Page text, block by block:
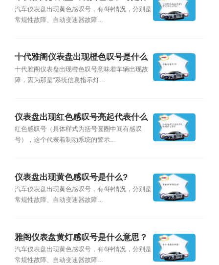
么原因？
汽车仪表盘出现黄色感叹号，有4种情况，分别是
常规性故障、自动变速器故障...
十代雅阁仪表盘出现橙色叹号是什么
意思？
十代雅阁仪表盘出现橙色叹号意味着车辆出现故
障，因为那是“系统信息指示灯...
仪表盘出现红色感叹号亮起代表什么
意思？
红色感叹号（具体样式为括号圆圈中间有感叹
号），这个代表着制动系统的警示...
仪表盘出现黄色感叹号是什么?
汽车仪表盘出现黄色感叹号，有4种情况，分别是
常规性故障、自动变速器故障...
雅阁仪表盘黄灯感叹号是什么意思？
汽车仪表盘出现黄色感叹号，有4种情况，分别是
常规性故障、自动变速器故障...